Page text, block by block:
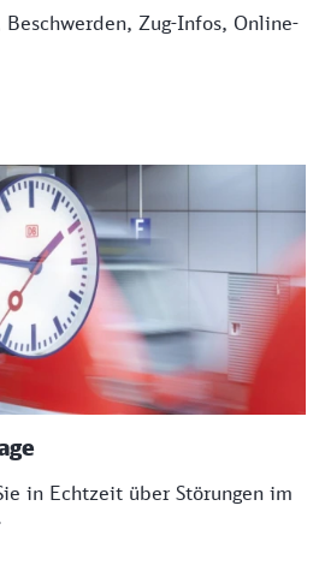
Zug-Infos, Online-
in Echtzeit über Störungen im